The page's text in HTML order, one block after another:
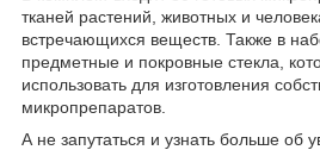
тканей растений, животных и
встречающихся веществ. Также в
предметные и покровные стекла,
использовать для изготовления
микропрепаратов.
А не запутаться и узнать больше об